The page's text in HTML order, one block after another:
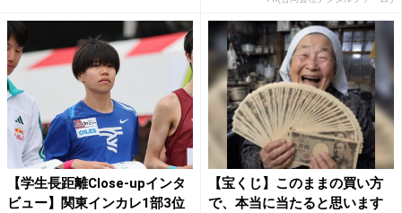
【学生長距離Close-upインタ
ビュー】関東インカレ1部3位
【宝くじ】このままの買い方
で、本当に当たると思います